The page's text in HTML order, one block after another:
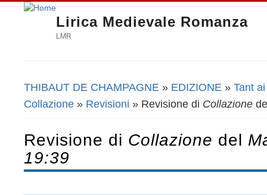
Lirica Medievale Romanza
LMR
Tu sei qui
THIBAUT DE CHAMPAGNE » EDIZIONE » Tant
Collazione » Revisioni » Revisione di Collazione
Revisione di Collazione del
19:39